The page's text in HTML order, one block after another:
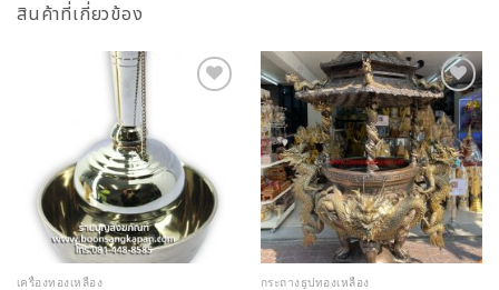
สินค้าที่เกี่ยวข้อง
เครื่องทองเหลือง
Add to
Wishlist
กระถางธูปทองเหลือง